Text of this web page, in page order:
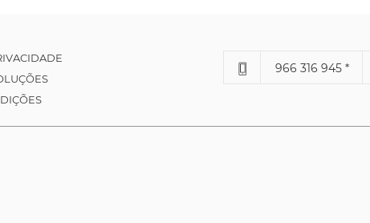
966 316 945 *